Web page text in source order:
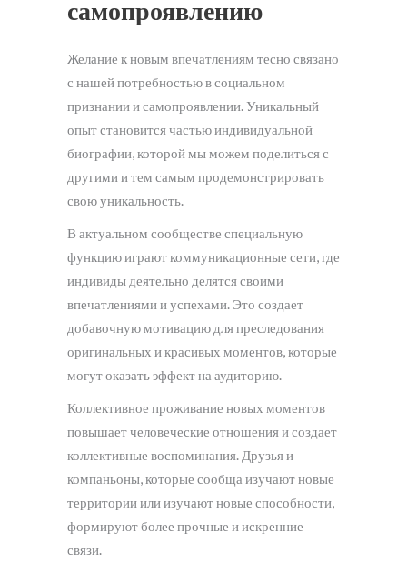
самопроявлению
Желание к новым впечатлениям тесно связано
с нашей потребностью в социальном
признании и самопроявлении. Уникальный
опыт становится частью индивидуальной
биографии, которой мы можем поделиться с
другими и тем самым продемонстрировать
свою уникальность.
В актуальном сообществе специальную
функцию играют коммуникационные сети, где
индивиды деятельно делятся своими
впечатлениями и успехами. Это создает
добавочную мотивацию для преследования
оригинальных и красивых моментов, которые
могут оказать эффект на аудиторию.
Коллективное проживание новых моментов
повышает человеческие отношения и создает
коллективные воспоминания. Друзья и
компаньоны, которые сообща изучают новые
территории или изучают новые способности,
формируют более прочные и искренние
связи.